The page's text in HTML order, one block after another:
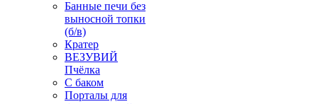
Банные печи без
выносной топки
(б/в)
Кратер
ВЕЗУВИЙ
Пчёлка
С баком
Порталы для